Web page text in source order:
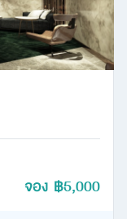
จอง ฿5,000